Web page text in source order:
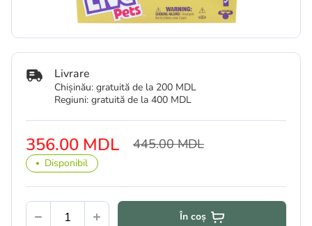
356.00 MDL 445.00 MDL
Disponibil
Livrare
Chișinău: gratuită de la 200 MDL
Regiuni: gratuită de la 400 MDL
În coș